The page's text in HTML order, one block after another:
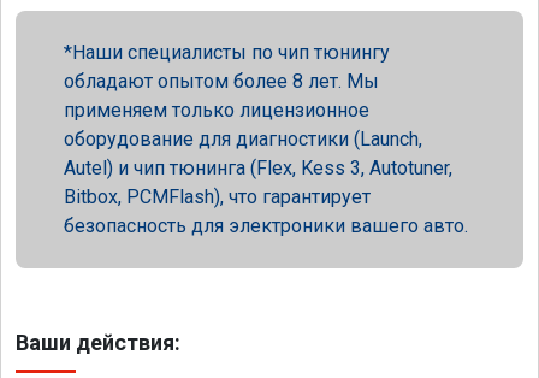
Наши специалисты по чип тюнингу
обладают опытом более 8 лет. Мы
применяем только лицензионное
оборудование для диагностики (Launch,
Autel) и чип тюнинга (Flex, Kess 3, Autotuner,
Bitbox, PCMFlash), что гарантирует
безопасность для электроники вашего авто.
Ваши действия: